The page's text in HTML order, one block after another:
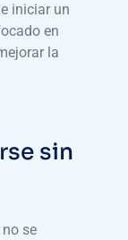
iniciar un
en
la
sin
no se